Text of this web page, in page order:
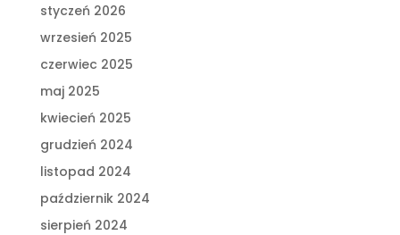
styczeń 2026
wrzesień 2025
czerwiec 2025
maj 2025
kwiecień 2025
grudzień 2024
listopad 2024
październik 2024
sierpień 2024